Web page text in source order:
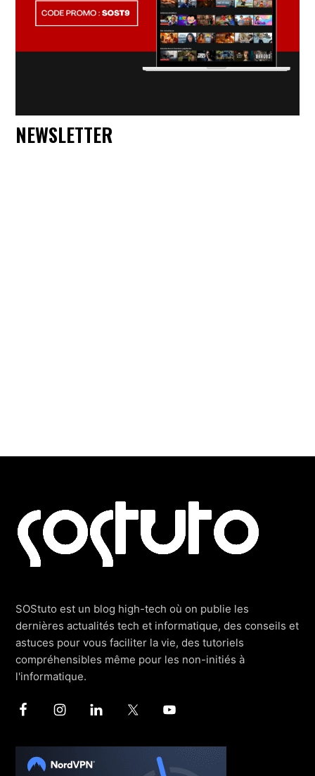
NEWSLETTER
SOStuto est un blog high-tech où on publie les
dernières actualités tech et informatique, des conseils et
astuces pour vous faciliter la vie, des tutoriels
compréhensibles même pour les non-initiés à
l'informatique.